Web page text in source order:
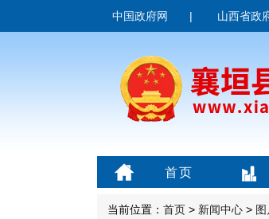
中国政府网 | 山西省政
首页
当前位置： 首页 > 新闻中心 >